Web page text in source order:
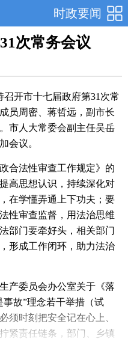
时政要闻
次常务会议
开市十七届政府第31次常
员周密、蒋哲远，副市长
市人大常委会副主任吴岳
会议。
合法性审查工作规定》的
高思想认识，持续深化对
在学懂弄通上下功夫；要
性审查监督，用法治思维
部门要牵好头，相关部门
形成工作闭环，助力法治
产委员会办公室关于《落
故”理念若干举措（试
须时刻把安全记在心上、
紧责任链条，部门、乡镇